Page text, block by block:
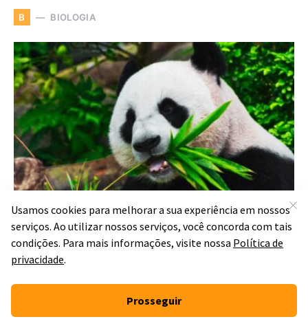
B BIOLOGIA
Reino animal:
características gerais e